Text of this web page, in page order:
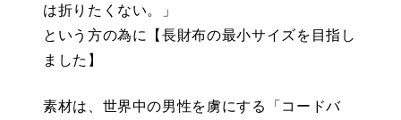
は折りたくない。」
という方の為に【長財布の最小サイズを目指し
ました】
素材は、世界中の男性を虜にする「コードバ